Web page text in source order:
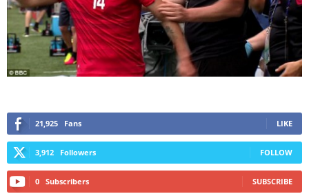
21,925 Fans LIKE
3,912 Followers FOLLOW
0 Subscribers SUBSCRIBE